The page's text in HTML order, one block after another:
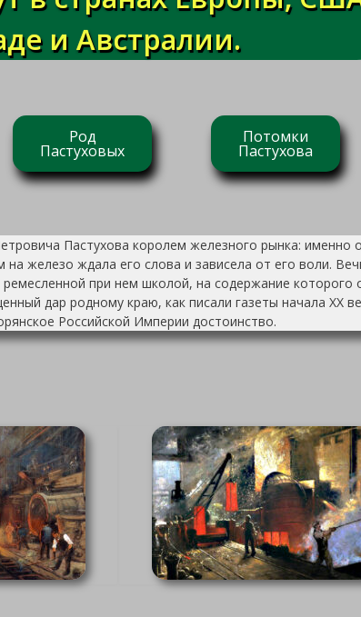
и Австралии.
Род
Пастуховых
Потомки
Пастухова
Пастухова королем железного рынка: именно
на железо ждала его слова и зависела от его воли.
при нем школой, на содержание
дар родному краю, как писали газеты начала
Российской Империи достоинство.